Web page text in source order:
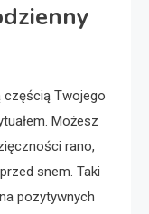
częścią Twojego
Możesz
rano,
snem. Taki
pozytywnych